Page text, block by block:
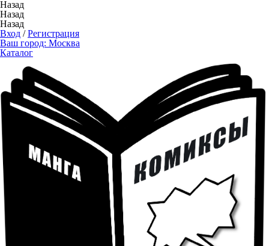
Назад
Назад
Назад
Вход /Регистрация
Ваш город: Москва
Каталог